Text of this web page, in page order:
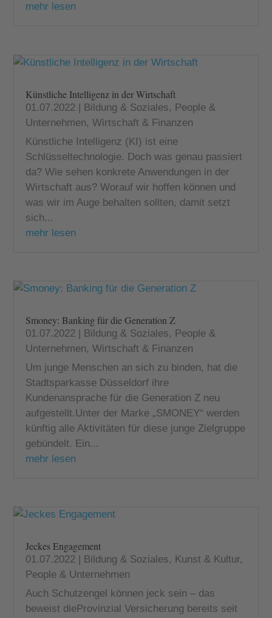
mehr lesen
Künstliche Intelligenz in der Wirtschaft
01.07.2022 | Bildung & Soziales, People &
Unternehmen,Wirtschaft & Finanzen
Künstliche Intelligenz (KI) ist eine
Schlüsseltechnologie. Doch was genau passiert
da? Wie sehen konkrete Anwendungen in der
Wirtschaft aus? Worauf wir hoffen können und
was wir im Auge behalten sollten, damit setzt
sich...
mehr lesen
Smoney: Banking für die Generation Z
01.07.2022 | Bildung & Soziales, People &
Unternehmen,Wirtschaft & Finanzen
Um junge Menschen an sich zu binden, hat die
Stadtsparkasse Düsseldorf ihre
Kundenansprache für die Generation Z neu
aufgestellt.Unter der Marke „SMONEY“ werden
künftig alle Aktivitäten für diese junge Zielgruppe
gebündelt. Ein...
mehr lesen
Jeckes Engagement
01.07.2022 Bildung & Soziales, Kunst & Kultur,
People & Unternehmen
Auch Schutzengel können jeck sein – das
beweist dieProvinzial Versicherung bereits seit